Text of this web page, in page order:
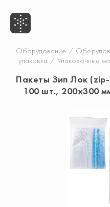
Оборудование /
упаковка / Упаковочные
Пакеты Зип Лок
100 шт., 200х300